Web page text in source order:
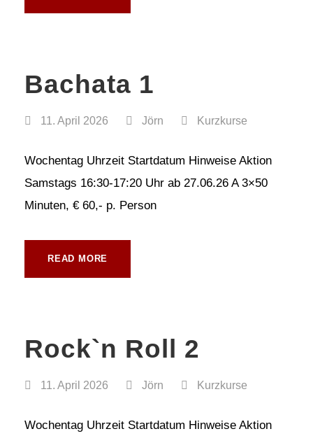
Bachata 1
11. April 2026 Jörn Kurzkurse
Wochentag Uhrzeit Startdatum Hinweise Aktion
Samstags 16:30-17:20 Uhr ab 27.06.26 A 3×50
Minuten, € 60,- p. Person
READ MORE
Rock`n Roll 2
11. April 2026 Jörn Kurzkurse
Wochentag Uhrzeit Startdatum Hinweise Aktion